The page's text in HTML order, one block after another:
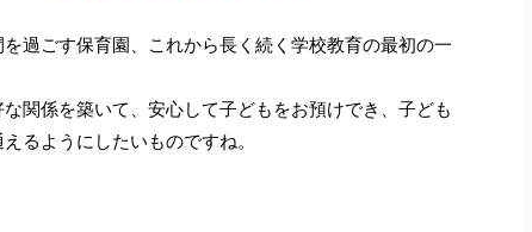
過ごす保育園、これから長く続く学校教育の最初の一
関係を築いて、安心して子どもをお預けでき、子ども
るようにしたいものですね。